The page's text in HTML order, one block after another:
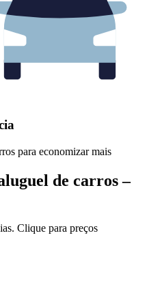
para economizar mais
de carros –
Clique para preços